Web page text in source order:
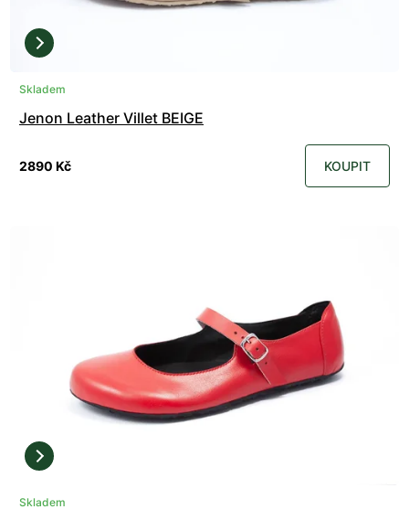
Skladem
Jenon Leather Villet BEIGE
2890 Kč KOUPIT
Skladem